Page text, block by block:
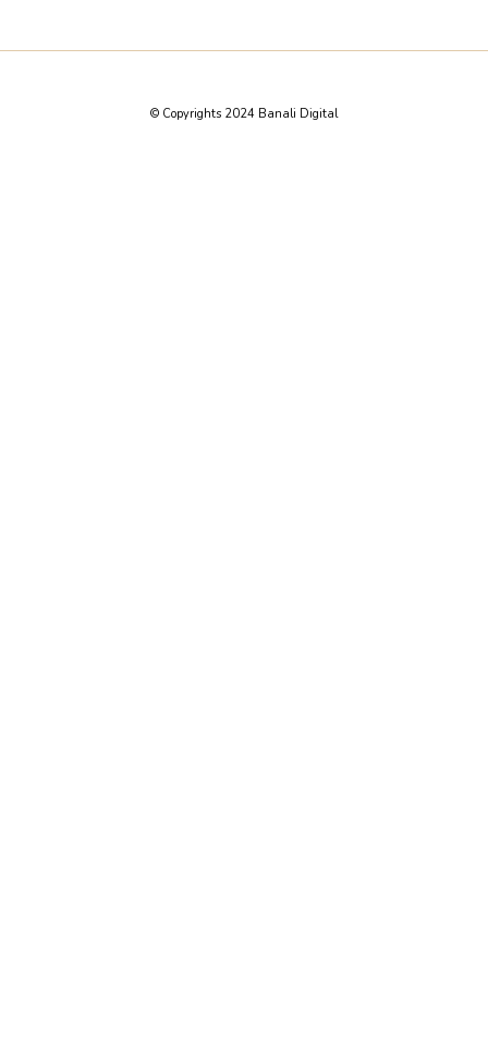
© Copyrights 2024 Banali Digital